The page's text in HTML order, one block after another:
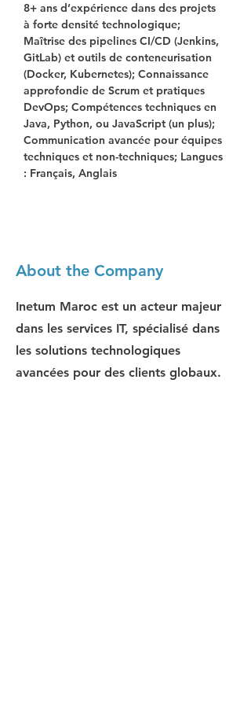
8+ ans d’expérience dans des projets
à forte densité technologique;
Maîtrise des pipelines CI/CD (Jenkins,
GitLab) et outils de conteneurisation
(Docker, Kubernetes); Connaissance
approfondie de Scrum et pratiques
DevOps; Compétences techniques en
Java, Python, ou JavaScript (un plus);
Communication avancée pour équipes
techniques et non-techniques; Langues
: Français, Anglais
About the Company
Inetum Maroc est un acteur majeur
dans les services IT, spécialisé dans
les solutions technologiques
avancées pour des clients globaux.